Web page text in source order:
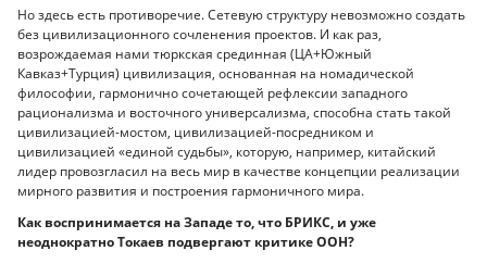
Но здесь есть противоречие. Сетевую структуру невозможно создать
без цивилизационного сочленения проектов. И как раз,
возрождаемая нами тюркская срединная (ЦА+Южный
Кавказ+Турция) цивилизация, основанная на номадической
философии, гармонично сочетающей рефлексии западного
рационализма и восточного универсализма, способна стать такой
цивилизацией-мостом, цивилизацией-посредником и
цивилизацией «единой судьбы», которую, например, китайский
лидер провозгласил на весь мир в качестве концепции реализации
мирного развития и построения гармоничного мира.
Как воспринимается на Западе то, что БРИКС, и уже
неоднократно Токаев подвергают критике ООН?